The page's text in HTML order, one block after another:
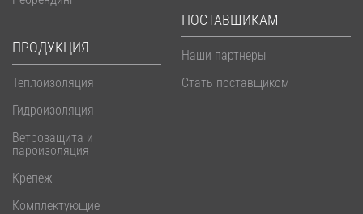
ПРОДУКЦИЯ
Теплоизоляция
Гидроизоляция
Ветрозащита и
пароизоляция
Крепеж
Комплектующие
ПОСТАВЩИКАМ
Наши партнеры
Стать поставщиком